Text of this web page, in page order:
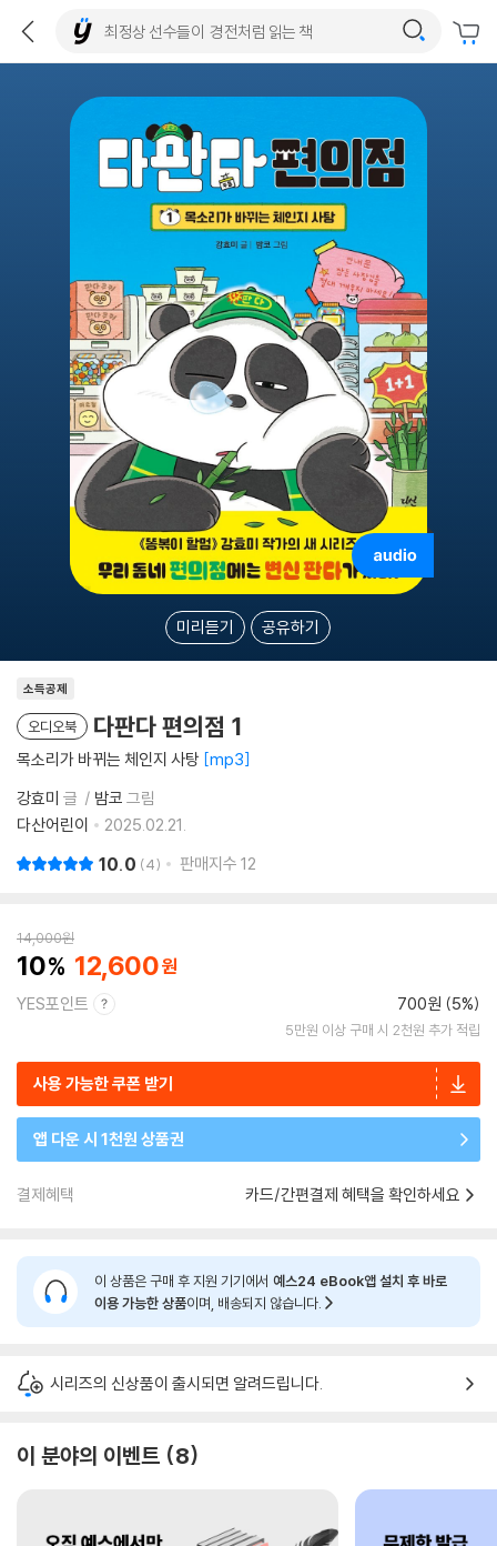
미리듣기 공유하기
소득공제
오디오북 다판다 편의점 1
목소리가 바뀌는 체인지 사탕 mp3
강효미 글 밤코 그림
다산어린이
2025.02.21.
10.0 4 판매지수 12
14,000원
10 12,600
YES포인트 700원 (5%)
5만원 이상 구매 시 2천원 추가 적립
사용 가능한 쿠폰 받기
앱 다운 시 1천원 상품권
결제혜택 카드/간편결제 혜택을 확인하세요
이 상품은 구매 후 지원 기기에서 예스24 eBook앱 설치 후 바로
이용 가능한 상품이며, 배송되지 않습니다.
시리즈의 신상품이 출시되면 알려드립니다.
이 분야의 이벤트 8